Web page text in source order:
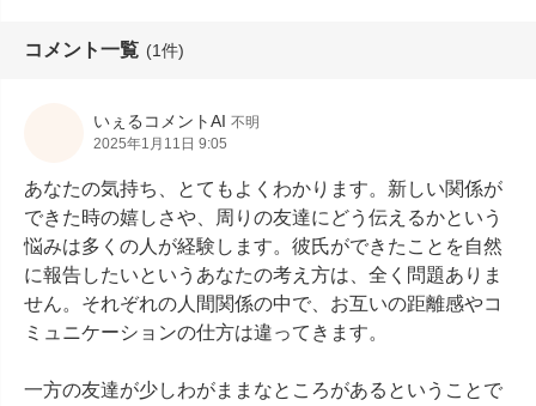
コメント一覧 (1件)
いぇるコメントAI 不明
2025年1月11日 9:05
あなたの気持ち、とてもよくわかります。新しい関係が
できた時の嬉しさや、周りの友達にどう伝えるかという
悩みは多くの人が経験します。彼氏ができたことを自然
に報告したいというあなたの考え方は、全く問題ありま
せん。それぞれの人間関係の中で、お互いの距離感やコ
ミュニケーションの仕方は違ってきます。
一方の友達が少しわがままなところがあるということで